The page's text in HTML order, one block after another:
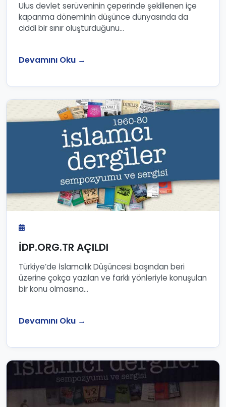
Ulus devlet serüveninin çeperinde şekillenen içe
kapanma döneminin düşünce dünyasında da
ciddi bir sınır oluşturduğunu...
Devamını Oku →
İDP.ORG.TR AÇILDI
Türkiye’de İslamcılık Düşüncesi başından beri
üzerine çokça yazılan ve farklı yönleriyle konuşulan
bir konu olmasına...
Devamını Oku →